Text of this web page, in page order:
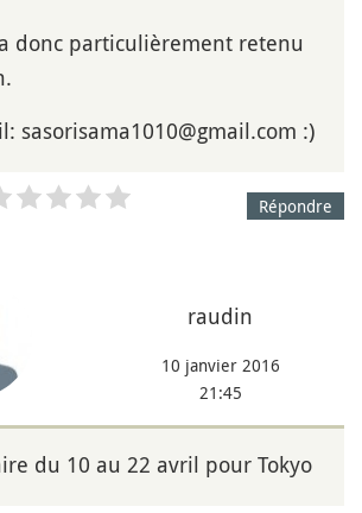
donc particulièrement retenu
sasorisama1010@gmail.com :)
Répondre
raudin
10 janvier 2016
21:45
du 10 au 22 avril pour Tokyo